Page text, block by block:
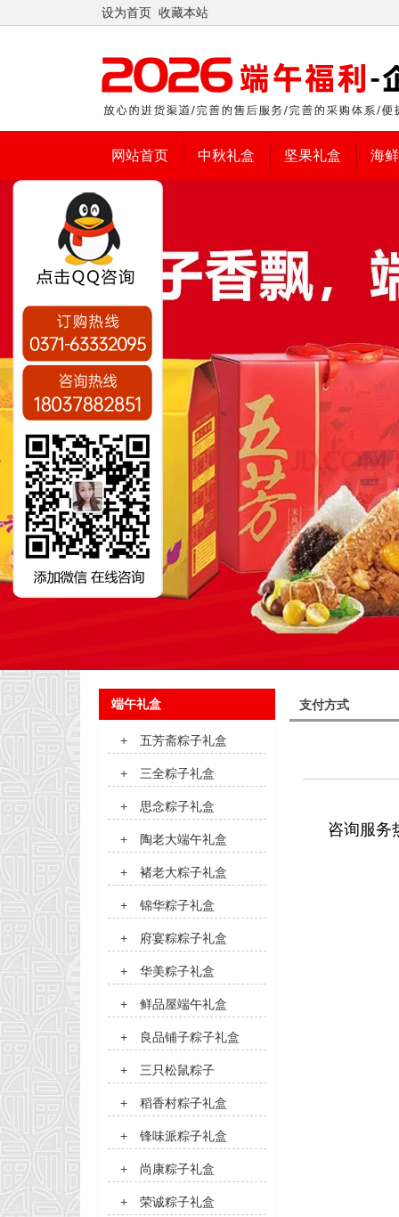
设为首页 收藏本站
网站首页 中秋礼盒 坚果礼盒 海
支付方式
咨询服务
端午礼盒
+ 五芳斋粽子礼盒
+ 三全粽子礼盒
+ 思念粽子礼盒
+ 陶老大端午礼盒
+ 褚老大粽子礼盒
+ 锦华粽子礼盒
+ 府宴粽粽子礼盒
+ 华美粽子礼盒
+ 鲜品屋端午礼盒
+ 良品铺子粽子礼盒
+ 三只松鼠粽子
+ 稻香村粽子礼盒
+ 锋味派粽子礼盒
+ 尚康粽子礼盒
+ 荣诚粽子礼盒